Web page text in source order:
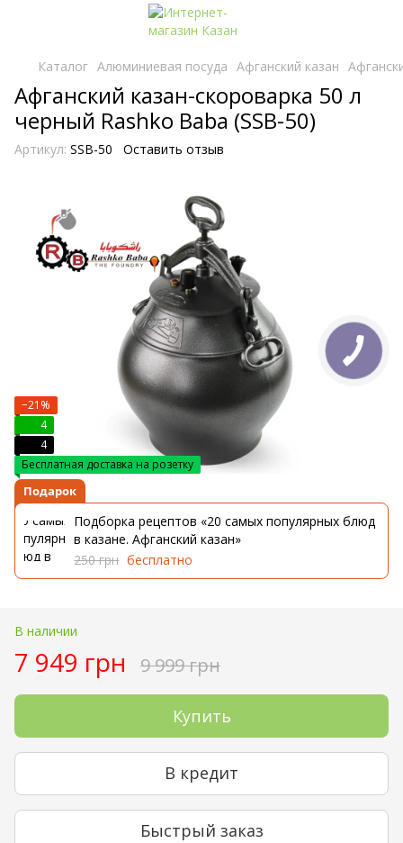
Каталог Алюминиевая посуда Афганский казан
Афганский казан-скороварка 50 л
черный Rashko Baba (SSB-50)
Артикул: SSB-50 Оставить отзыв
−21%
4
4
Бесплатная доставка на розетку
Подарок
Подборка рецептов «20 самых популярных блюд
в казане. Афганский казан»
250 грн бесплатно
В наличии
7 949 грн 9 999 грн
Купить
В кредит
Быстрый заказ